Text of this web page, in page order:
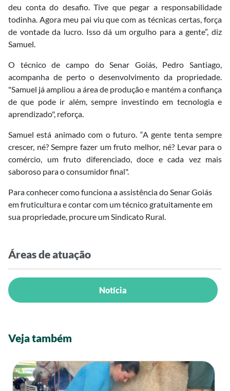
deu conta do desafio. Tive que pegar a responsabilidade
todinha. Agora meu pai viu que com as técnicas certas, força
de vontade da lucro. Isso dá um orgulho para a gente”, diz
Samuel.
O técnico de campo do Senar Goiás, Pedro Santiago,
acompanha de perto o desenvolvimento da propriedade.
"Samuel já ampliou a área de produção e mantém a confiança
de que pode ir além, sempre investindo em tecnologia e
aprendizado", reforça.
Samuel está animado com o futuro. “A gente tenta sempre
crescer, né? Sempre fazer um fruto melhor, né? Levar para o
comércio, um fruto diferenciado, doce e cada vez mais
saboroso para o consumidor final".
Para conhecer como funciona a assistência do Senar Goiás
em fruticultura e contar com um técnico gratuitamente em
sua propriedade, procure um Sindicato Rural.
Áreas de atuação
Notícia
Veja também